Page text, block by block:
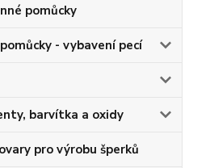
pomůcky
- vybavení pecí
barvítka a oxidy
pro výrobu šperků